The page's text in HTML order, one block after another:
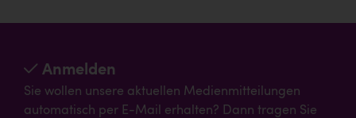
Anmelden
Sie wollen unsere aktuellen Medienmitteilungen
automatisch per E-Mail erhalten? Dann tragen Sie